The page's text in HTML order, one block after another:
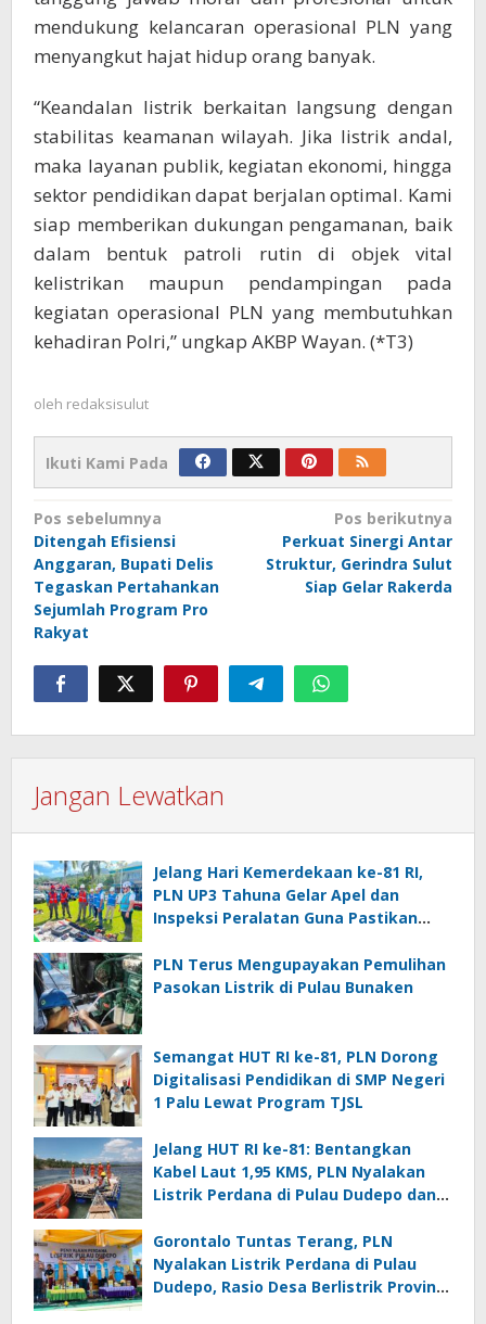
mendukung kelancaran operasional PLN yang
menyangkut hajat hidup orang banyak.
“Keandalan listrik berkaitan langsung dengan
stabilitas keamanan wilayah. Jika listrik andal,
maka layanan publik, kegiatan ekonomi, hingga
sektor pendidikan dapat berjalan optimal. Kami
siap memberikan dukungan pengamanan, baik
dalam bentuk patroli rutin di objek vital
kelistrikan maupun pendampingan pada
kegiatan operasional PLN yang membutuhkan
kehadiran Polri,” ungkap AKBP Wayan. (*T3)
oleh redaksisulut
Ikuti Kami Pada
Navigasi
pos
Pos sebelumnya
Ditengah Efisiensi
Anggaran, Bupati Delis
Tegaskan Pertahankan
Sejumlah Program Pro
Rakyat
Pos berikutnya
Perkuat Sinergi Antar
Struktur, Gerindra Sulut
Siap Gelar Rakerda
Jangan Lewatkan
Jelang Hari Kemerdekaan ke-81 RI,
PLN UP3 Tahuna Gelar Apel dan
Inspeksi Peralatan Guna Pastikan
Utara
PLN Terus Mengupayakan Pemulihan
Pasokan Listrik di Pulau Bunaken
Semangat HUT RI ke-81, PLN Dorong
Digitalisasi Pendidikan di SMP Negeri
1 Palu Lewat Program TJSL
Jelang HUT RI ke-81: Bentangkan
Kabel Laut 1,95 KMS, PLN Nyalakan
Listrik Perdana di Pulau Dudepo dan
Berlistrik Provinsi Gorontalo
Gorontalo Tuntas Terang, PLN
Nyalakan Listrik Perdana di Pulau
Dudepo, Rasio Desa Berlistrik Provinsi